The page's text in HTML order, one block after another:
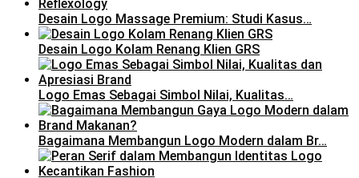
Desain Logo Massage Premium: Studi Kasus…
Desain Logo Kolam Renang Klien GRS
Logo Emas Sebagai Simbol Nilai, Kualitas…
Bagaimana Membangun Logo Modern dalam Br…